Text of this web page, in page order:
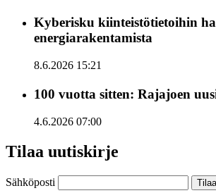
Kyberisku kiinteistötietoihin
energiarakentamista
8.6.2026 15:21
100 vuotta sitten: Rajajoen
4.6.2026 07:00
Tilaa uutiskirje
Sähköposti